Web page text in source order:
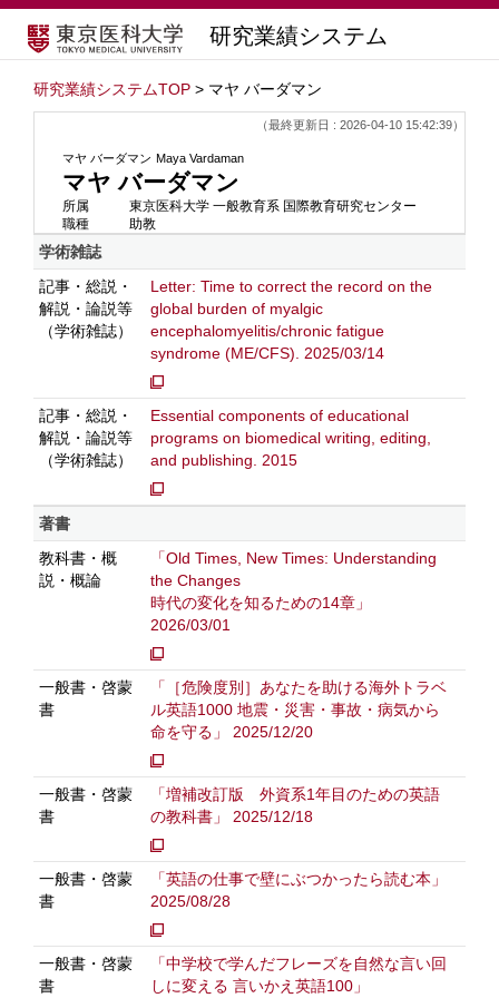
研究業績システム
研究業績システムTOP > マヤ バーダマン
（最終更新日 : 2026-04-10 15:42:39）
マヤ バーダマン Maya Vardaman
マヤ バーダマン
所属
東京医科大学 一般教育系 国際教育研究センター
職種
助教
学術雑誌
記事・総説・
解説・論説等
（学術雑誌）
Letter: Time to correct the record on the
global burden of myalgic
encephalomyelitis/chronic fatigue
syndrome (ME/CFS). 2025/03/14
記事・総説・
解説・論説等
（学術雑誌）
Essential components of educational
programs on biomedical writing, editing,
and publishing. 2015
著書
教科書・概
説・概論
「Old Times, New Times: Understanding
the Changes
時代の変化を知るための14章」
2026/03/01
一般書・啓蒙
書
「［危険度別］あなたを助ける海外トラベ
ル英語1000 地震・災害・事故・病気から
命を守る」 2025/12/20
一般書・啓蒙
書
「増補改訂版 外資系1年目のための英語
の教科書」 2025/12/18
一般書・啓蒙
書
「英語の仕事で壁にぶつかったら読む本」
2025/08/28
一般書・啓蒙
書
「中学校で学んだフレーズを自然な言い回
しに変える 言いかえ英語100」